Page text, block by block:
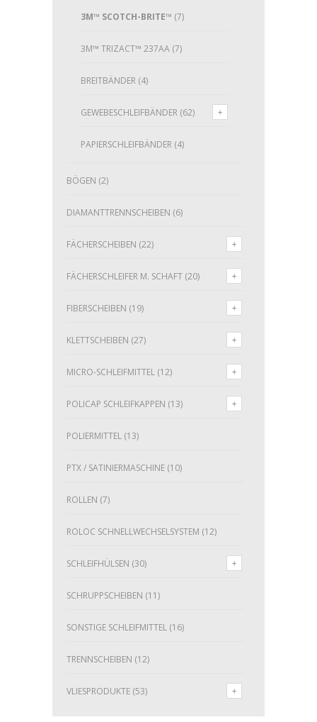
3M™ SCOTCH-BRITE™ (7)
3M™ TRIZACT™ 237AA (7)
BREITBÄNDER (4)
GEWEBESCHLEIFBÄNDER (62)
PAPIERSCHLEIFBÄNDER (4)
BÖGEN (2)
DIAMANTTRENNSCHEIBEN (6)
FÄCHERSCHEIBEN (22)
FÄCHERSCHLEIFER M. SCHAFT (20)
FIBERSCHEIBEN (19)
KLETTSCHEIBEN (27)
MICRO-SCHLEIFMITTEL (12)
POLICAP SCHLEIFKAPPEN (13)
POLIERMITTEL (13)
PTX / SATINIERMASCHINE (10)
ROLLEN (7)
ROLOC SCHNELLWECHSELSYSTEM (12)
SCHLEIFHÜLSEN (30)
SCHRUPPSCHEIBEN (11)
SONSTIGE SCHLEIFMITTEL (16)
TRENNSCHEIBEN (12)
VLIESPRODUKTE (53)